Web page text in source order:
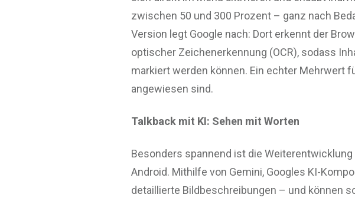
zwischen 50 und 300 Prozent – ganz nach
Version legt Google nach: Dort erkennt der
optischer Zeichenerkennung (OCR), sodass
markiert werden können. Ein echter Mehrwert
angewiesen sind.
Talkback mit KI: Sehen mit Worten
Besonders spannend ist die
Android. Mithilfe von Gemini, Googles KI-
detaillierte Bildbeschreibungen – und können